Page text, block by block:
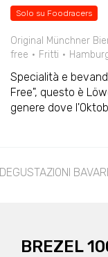
Solo su Foodracers
Original Münchner
free
Fritti
Specialità e
Free", questo è
genere dove
DEGUSTAZIONI
BREZEL